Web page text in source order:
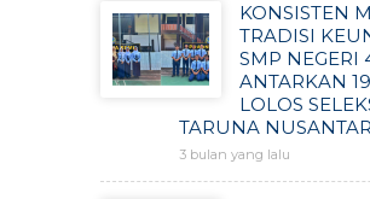
KONSISTEN
TRADISI
SMP NEGERI
ANTARKAN
LOLOS
TARUNA
3 bulan yang lalu